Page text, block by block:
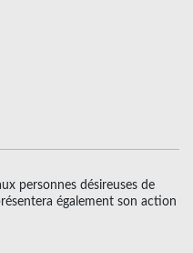
personnes désireuses de
également son action